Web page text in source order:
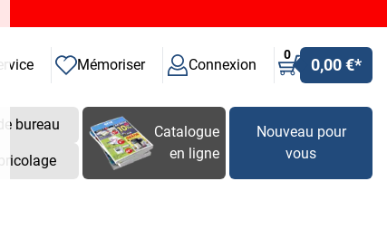
Mémoriser Connexion
0
0,00 €*
bureau
Catalogue
en ligne
Nouveau pour
vous